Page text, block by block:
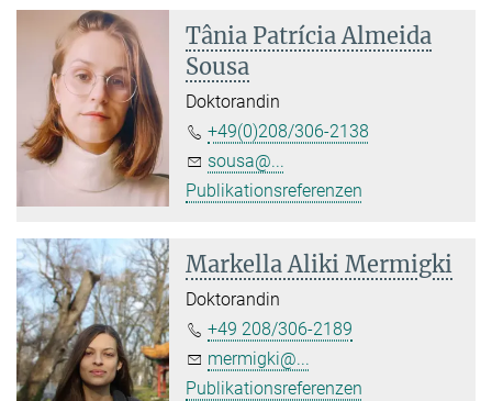
Tânia Patrícia Almeida
Sousa
Doktorandin
+49(0)208/306-2138
sousa@...
Publikationsreferenzen
Markella Aliki Mermigki
Doktorandin
+49 208/306-2189
mermigki@...
Publikationsreferenzen